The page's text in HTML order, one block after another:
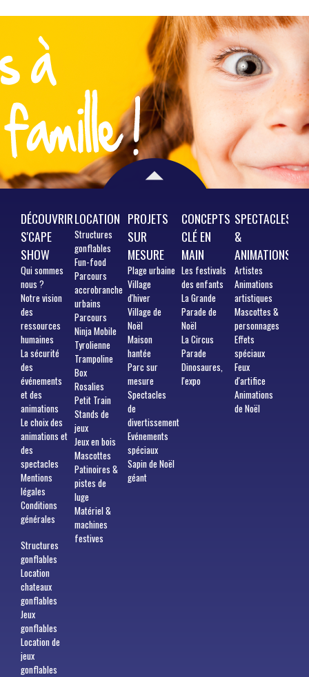
DÉCOUVRIR
S'CAPE
SHOW
Quisommes
nous ?
Notre vision
des
ressources
humaines
La sécurité
des
événements
et des
animations
Le choix des
animations et
des
spectacles
Mentions
légales
Conditions
générales
Structures
gonflables
Location
chateaux
gonflables
Jeux
gonflables
Location de
jeux
gonflables
LOCATION
Structures
gonflables
Fun-food
Parcours
accrobranche
urbains
Parcours
Ninja Mobile
Tyrolienne
Trampoline
Box
Rosalies
Petit Train
Stands de
jeux
Jeux en bois
Mascottes
Patinoires &
pistes de
luge
Matériel &
machines
festives
PROJETS
SUR
MESURE
Plage urbaine
Village
d'hiver
Village de
Noël
Maison
hantée
Parc sur
mesure
Spectacles
de
divertissement
Evénements
spéciaux
Sapin de Noël
géant
CONCEPTS
CLÉ EN
MAIN
Les festivals
des enfants
La Grande
Parade de
Noël
La Circus
Parade
Dinosaures,
l'expo
SPECTACLES
&
ANIMATIONS
Artistes
Animations
artistiques
Mascottes &
personnages
Effets
spéciaux
Feux
d'artifice
Animations
de Noël